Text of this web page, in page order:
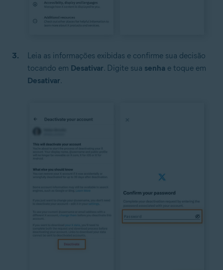
Leia as informações exibidas e confirme sua decisão
tocando em Desativar. Digite sua senha e toque em
Desativar.